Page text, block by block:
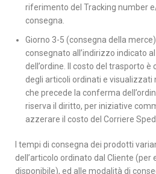
riferimento del Tracking number
consegna.
Giorno 3-5 (consegna della
consegnato all’indirizzo indicato
dell’ordine. Il costo del trasporto è
degli articoli ordinati e visualizzati
che precede la conferma
riserva il diritto, per iniziative
azzerare il costo del Corriere
I tempi di consegna dei prodotti
dell’articolo ordinato dal Cliente (per
disponibile), ed alle modalità di